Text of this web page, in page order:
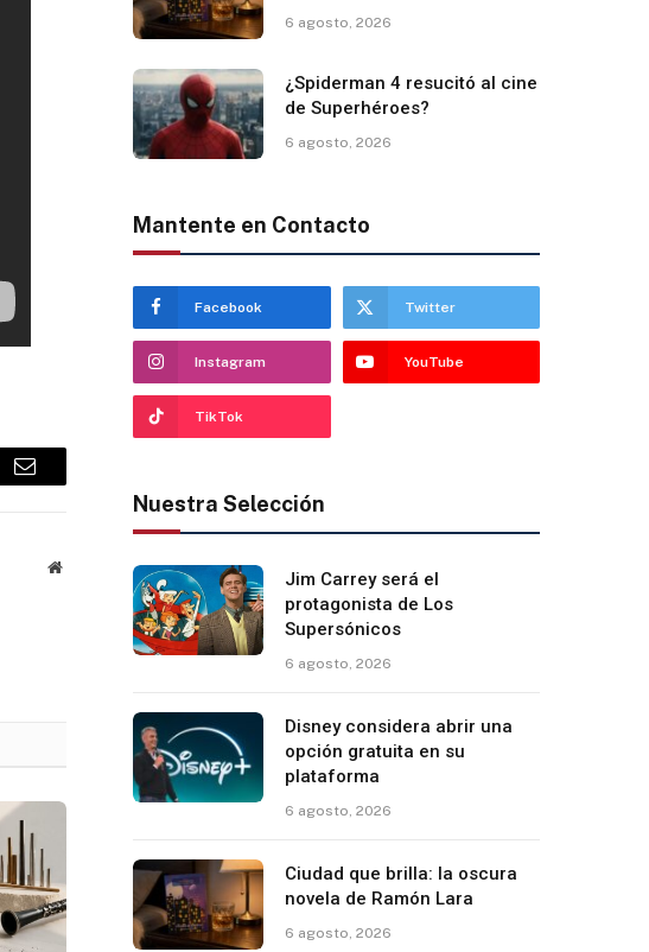
Email
Website
6 agosto, 2026
¿Spiderman 4 resucitó al cine
de Superhéroes?
6 agosto, 2026
Mantente en Contacto
Facebook Twitter
Instagram YouTube
TikTok
Nuestra Selección
Jim Carrey será el
protagonista de Los
Supersónicos
6 agosto, 2026
Disney considera abrir una
opción gratuita en su
plataforma
6 agosto, 2026
Ciudad que brilla: la oscura
novela de Ramón Lara
6 agosto, 2026